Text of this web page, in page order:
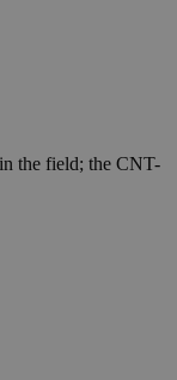
the field; the CNT-